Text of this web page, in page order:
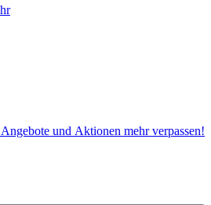
und Aktionen mehr verpassen!